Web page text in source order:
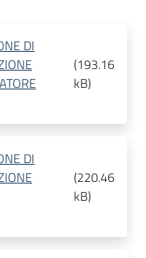
DI
(193.16
kB)
DI
(220.46
kB)